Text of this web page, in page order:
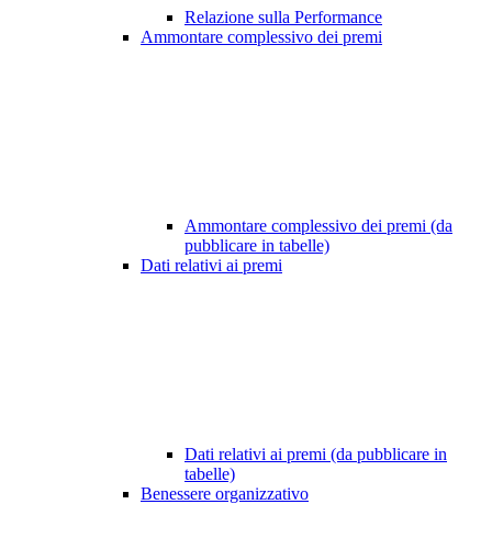
Relazione sulla Performance
Ammontare complessivo dei premi
Ammontare complessivo dei premi (da
pubblicare in tabelle)
Dati relativi ai premi
Dati relativi ai premi (da pubblicare in
tabelle)
Benessere organizzativo